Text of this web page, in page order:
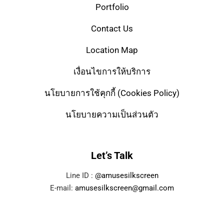
Portfolio
Contact Us
Location Map
เงื่อนไขการให้บริการ
นโยบายการใช้คุกกี้ (Cookies Policy)
นโยบายความเป็นส่วนตัว
Let’s Talk
Line ID : @amusesilkscreen
E-mail: amusesilkscreen@gmail.com